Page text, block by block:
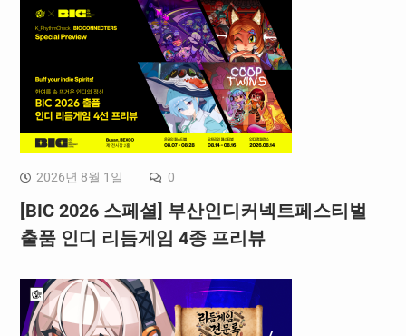
2026년 8월 1일 0
[BIC 2026 스페셜] 부산인디커넥트페스티벌
출품 인디 리듬게임 4종 프리뷰